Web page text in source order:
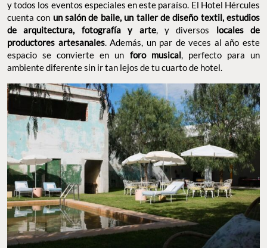
y todos los eventos especiales en este paraíso. El Hotel Hércules
cuenta con un salón de baile, un taller de diseño textil, estudios
de arquitectura, fotografía y arte, y diversos locales de
productores artesanales. Además, un par de veces al año este
espacio se convierte en un foro musical, perfecto para un
ambiente diferente sin ir tan lejos de tu cuarto de hotel.